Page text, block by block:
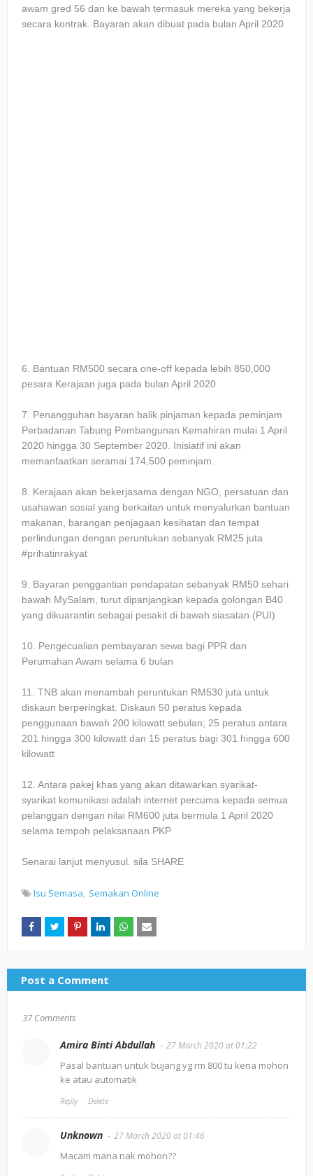
awam gred 56 dan ke bawah termasuk mereka yang bekerja
secara kontrak. Bayaran akan dibuat pada bulan April 2020
6. Bantuan RM500 secara one-off kepada lebih 850,000
pesara Kerajaan juga pada bulan April 2020
7. Penangguhan bayaran balik pinjaman kepada peminjam
Perbadanan Tabung Pembangunan Kemahiran mulai 1 April
2020 hingga 30 September 2020. Inisiatif ini akan
memanfaatkan seramai 174,500 peminjam.
8. Kerajaan akan bekerjasama dengan NGO, persatuan dan
usahawan sosial yang berkaitan untuk menyalurkan bantuan
makanan, barangan penjagaan kesihatan dan tempat
perlindungan dengan peruntukan sebanyak RM25 juta
#prihatinrakyat
9. Bayaran penggantian pendapatan sebanyak RM50 sehari
bawah MySalam, turut dipanjangkan kepada golongan B40
yang dikuarantin sebagai pesakit di bawah siasatan (PUI)
10. Pengecualian pembayaran sewa bagi PPR dan
Perumahan Awam selama 6 bulan
11. TNB akan menambah peruntukan RM530 juta untuk
diskaun berperingkat. Diskaun 50 peratus kepada
penggunaan bawah 200 kilowatt sebulan; 25 peratus antara
201 hingga 300 kilowatt dan 15 peratus bagi 301 hingga 600
kilowatt
12. Antara pakej khas yang akan ditawarkan syarikat-
syarikat komunikasi adalah internet percuma kepada semua
pelanggan dengan nilai RM600 juta bermula 1 April 2020
selama tempoh pelaksanaan PKP
Senarai lanjut menyusul. sila SHARE
Isu Semasa Semakan Online
Post a Comment
37 Comments
Amira Binti Abdullah 27 March 2020 at 01:22
Pasal bantuan untuk bujang yg rm 800 tu kena mohon
ke atau automatik
Reply Delete
Unknown 27 March 2020 at 01:46
Macam mana nak mohon??